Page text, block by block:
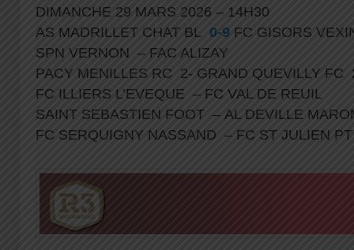
DIMANCHE 29 MARS 2026 – 14H30
AS MADRILLET CHAT BL 0-9 FC GISORS
SPN VERNON – FAC ALIZAY
PACY MENILLES RC 2- GRAND QUEVILLY FC
FC ILLIERS L’EVEQUE – FC VAL DE REUIL
SAINT SEBASTIEN FOOT – AL DEVILLE
FC SERQUIGNY NASSAND – FC ST JULIEN